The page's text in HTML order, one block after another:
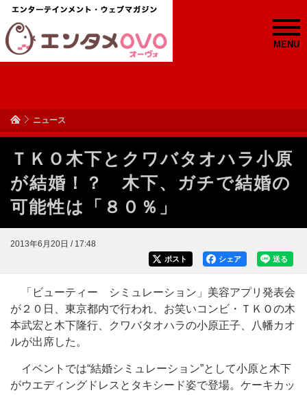
MENU
ニュース
ＴＫＯ木下とクワバタオハラ小原
が結婚！？ 木下、ガチで結婚の
可能性は「８０％」
2013年6月20日 / 17:48
送る
シェア
ポスト
「ビューティー シミュレーション」美容アプリ発表会
が２０日、東京都内で行われ、お笑いコンビ・ＴＫＯの木
本武宏と木下隆行、クワバタオハラの小原正子、八幡カオ
ルが出席した。
イベントでは“結婚シミュレーション”として小原と木下
がウエディングドレスとタキシード姿で登場。ケーキカッ